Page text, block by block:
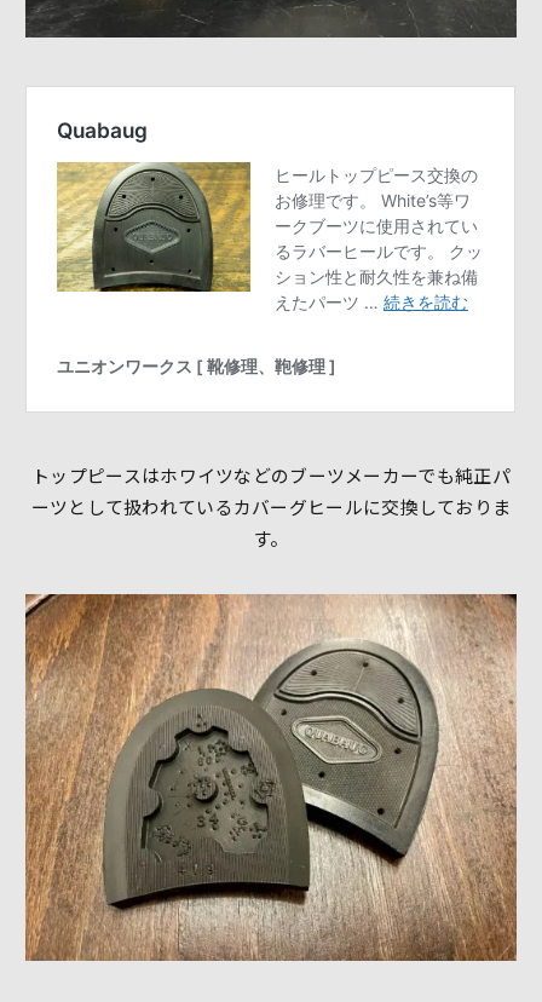
トップピースはホワイツなどのブーツメーカーでも純正パ
ーツとして扱われているカバーグヒールに交換しておりま
す。